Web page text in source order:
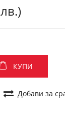
КУПИ
Добави за